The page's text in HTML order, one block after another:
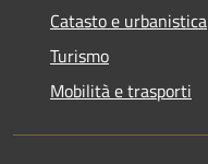
Catasto e urbanistica
Turismo
Mobilità e trasporti